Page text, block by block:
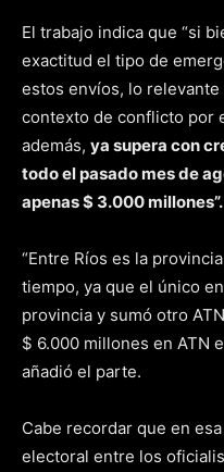
El trabajo indica que “si
exactitud el tipo de
estos envíos, lo
contexto de conflicto por
además, ya supera con
todo el pasado mes de
apenas $ 3.000 millones”.
“Entre Ríos es la
tiempo, ya que el único
provincia y sumó otro
$ 6.000 millones en ATN
añadió el parte.
Cabe recordar que en
electoral entre los